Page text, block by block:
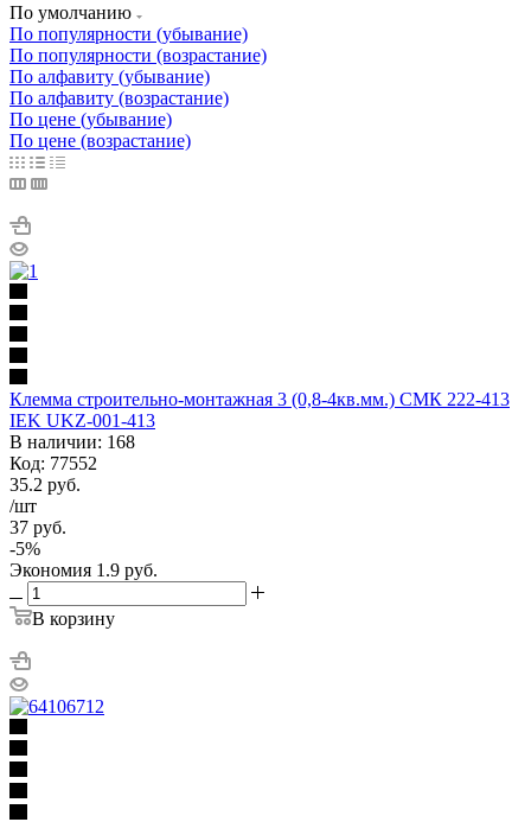
По умолчанию
По популярности (убывание)
По популярности (возрастание)
По алфавиту (убывание)
По алфавиту (возрастание)
По цене (убывание)
По цене (возрастание)
Клемма строительно-монтажная 3 (0,8-4кв.мм.) СМК 222-413
IEK UKZ-001-413
В наличии: 168
Код: 77552
35.2 руб.
/шт
37 руб.
-5%
Экономия 1.9 руб.
В корзину